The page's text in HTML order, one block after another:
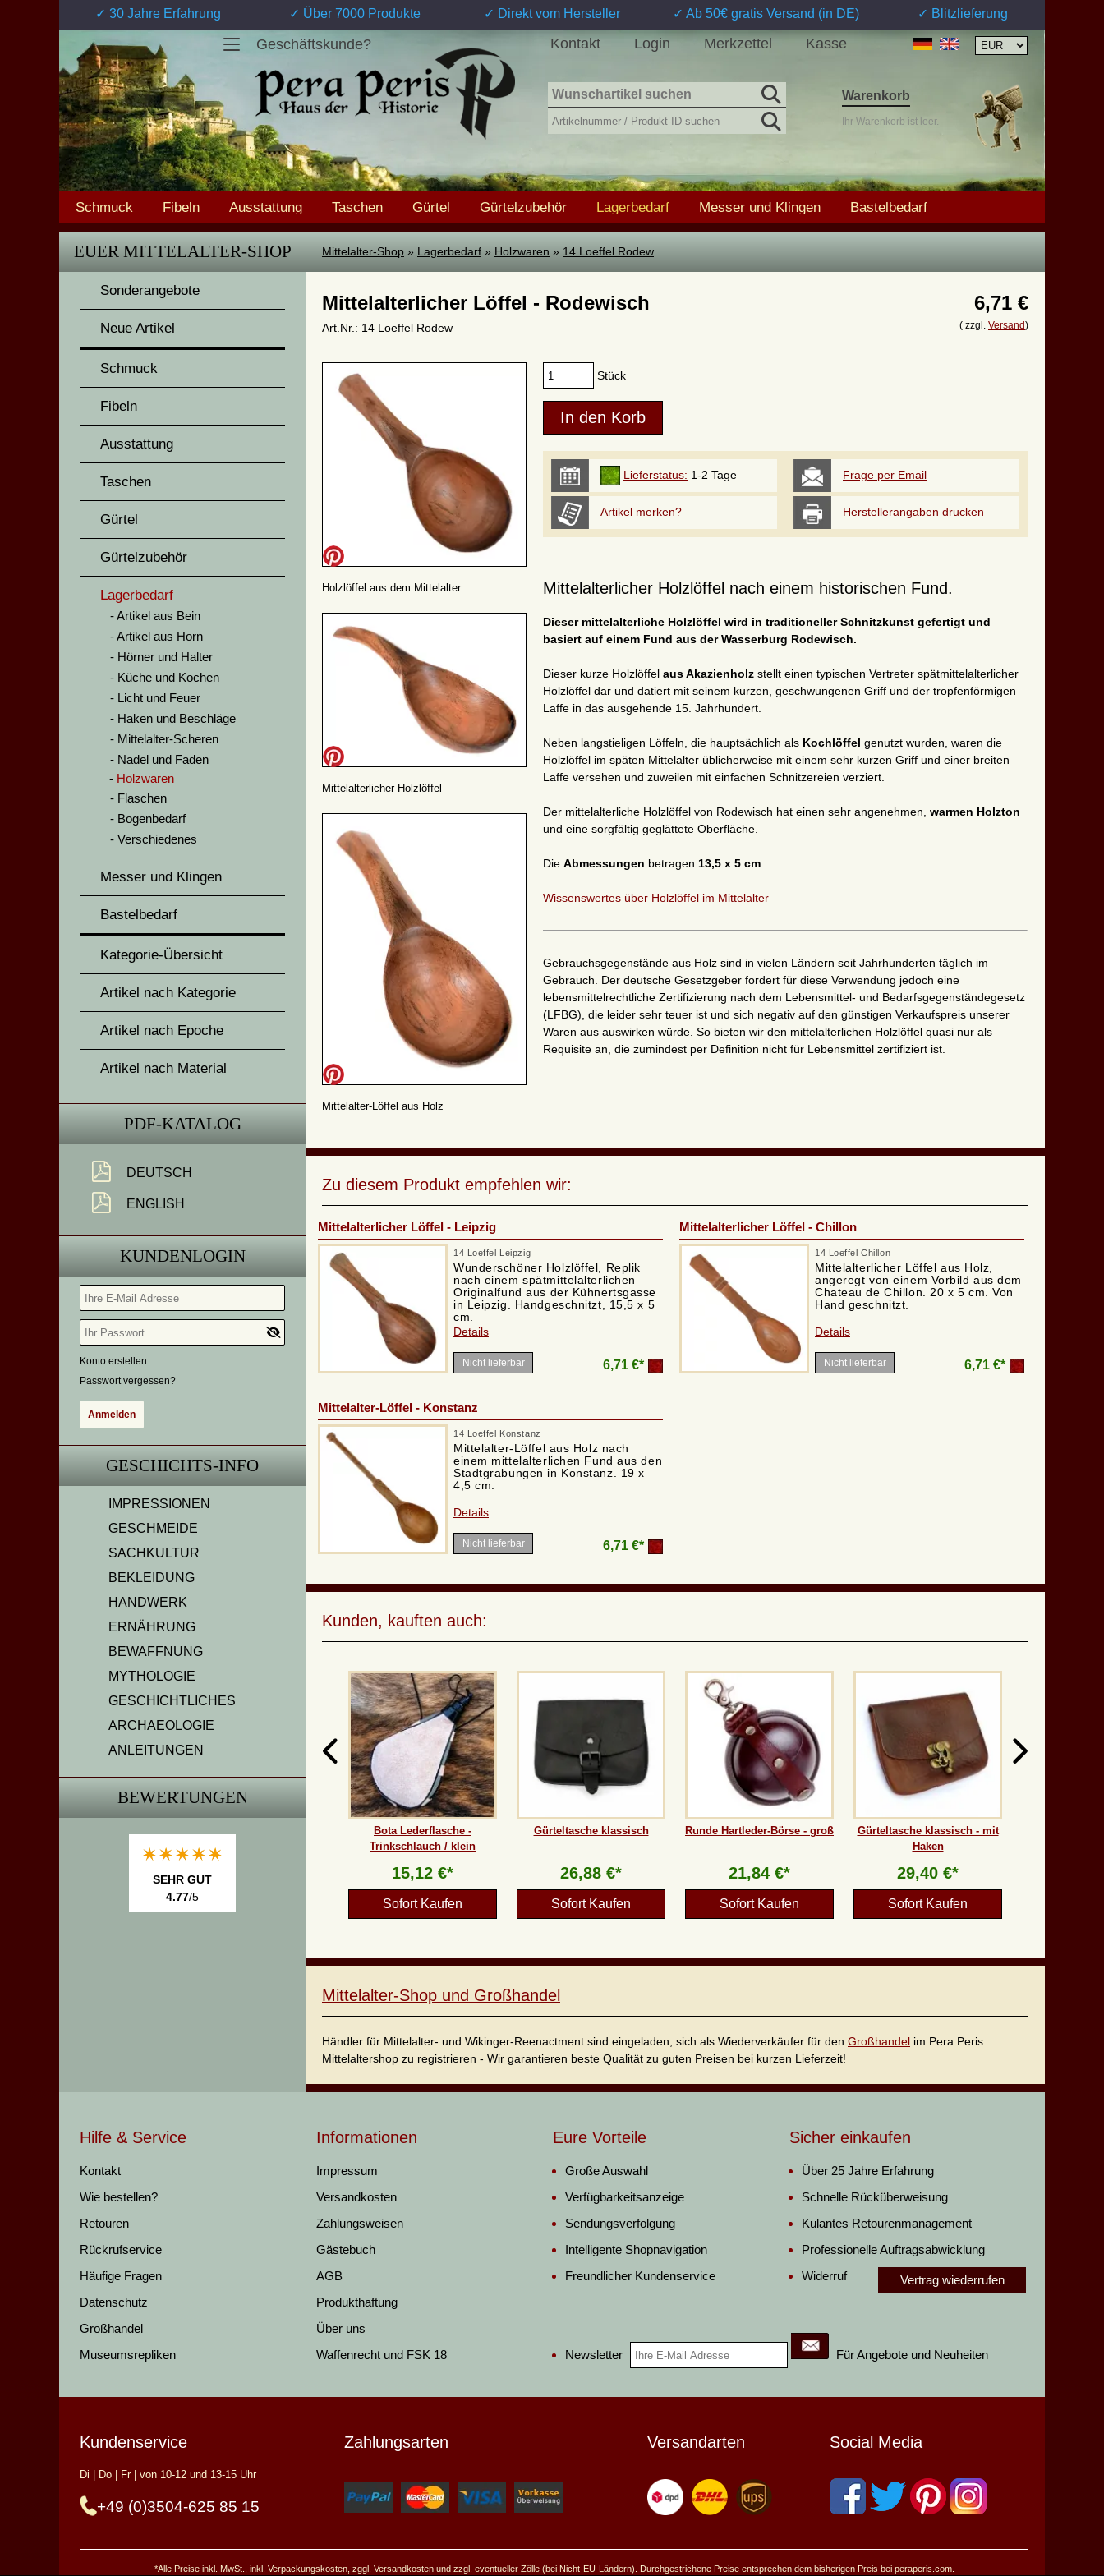
✓ 30 Jahre Erfahrung ✓ Über 7000 Produkte ✓ Direkt vom Hersteller ✓ Ab 50€ gratis Versand (in DE) ✓ Blitzlieferung
Geschäftskunde? Kontakt Login Merkzettel Kasse
Schmuck Fibeln Ausstattung Taschen Gürtel Gürtelzubehör Lagerbedarf Messer und Klingen Bastelbedarf
Warenkorb
Ihr Warenkorb ist leer.
EUER MITTELALTER-SHOP
Sonderangebote
Neue Artikel
Schmuck
Fibeln
Ausstattung
Taschen
Gürtel
Gürtelzubehör
Lagerbedarf
Artikel aus Bein
Artikel aus Horn
Hörner und Halter
Küche und Kochen
Licht und Feuer
Haken und Beschläge
Mittelalter-Scheren
Nadel und Faden
Holzwaren
Flaschen
Bogenbedarf
Verschiedenes
Messer und Klingen
Bastelbedarf
Kategorie-Übersicht
Artikel nach Kategorie
Artikel nach Epoche
Artikel nach Material
PDF-KATALOG
DEUTSCH
ENGLISH
KUNDENLOGIN
Konto erstellen
Passwort vergessen?
GESCHICHTS-INFO
IMPRESSIONEN
GESCHMEIDE
SACHKULTUR
BEKLEIDUNG
HANDWERK
ERNÄHRUNG
BEWAFFNUNG
MYTHOLOGIE
GESCHICHTLICHES
ARCHAEOLOGIE
ANLEITUNGEN
BEWERTUNGEN
SEHR GUT
4.77/5
Mittelalter-Shop » Lagerbedarf » Holzwaren » 14 Loeffel Rodew
Mittelalterlicher Löffel - Rodewisch
Art.Nr.: 14 Loeffel Rodew
6,71 €
( zzgl. Versand)
Holzlöffel aus dem Mittelalter
Mittelalterlicher Holzlöffel
Mittelalter-Löffel aus Holz
Stück
Lieferstatus: 1-2 Tage Frage per Email
Artikel merken? Herstellerangaben drucken
Mittelalterlicher Holzlöffel nach einem historischen Fund.
Dieser mittelalterliche Holzlöffel wird in traditioneller Schnitzkunst gefertigt und
basiert auf einem Fund aus der Wasserburg Rodewisch.
Dieser kurze Holzlöffel aus Akazienholz stellt einen typischen Vertreter spätmittelalterlicher
Holzlöffel dar und datiert mit seinem kurzen, geschwungenen Griff und der tropfenförmigen
Laffe in das ausgehende 15. Jahrhundert.
Neben langstieligen Löffeln, die hauptsächlich als Kochlöffel genutzt wurden, waren die
Holzlöffel im späten Mittelalter üblicherweise mit einem sehr kurzen Griff und einer breiten
Laffe versehen und zuweilen mit einfachen Schnitzereien verziert.
Der mittelalterliche Holzlöffel von Rodewisch hat einen sehr angenehmen, warmen Holzton
und eine sorgfältig geglättete Oberfläche.
Die Abmessungen betragen 13,5 x 5 cm
Wissenswertes über Holzlöffel im Mittelalter
Gebrauchsgegenstände aus Holz sind in vielen Ländern seit Jahrhunderten täglich im
Gebrauch. Der deutsche Gesetzgeber fordert für diese Verwendung jedoch eine
lebensmittelrechtliche Zertifizierung nach dem Lebensmittel- und Bedarfsgegenständegesetz
(LFBG), die leider sehr teuer ist und sich negativ auf den günstigen Verkaufspreis unserer
Waren aus auswirken würde. So bieten wir den mittelalterlichen Holzlöffel quasi nur als
Requisite an, die zumindest per Definition nicht für Lebensmittel zertifiziert ist.
Zu diesem Produkt empfehlen wir:
Mittelalterlicher Löffel - Leipzig
14 Loeffel Leipzig
Wunderschöner Holzlöffel, Replik
nach einem spätmittelalterlichen
Originalfund aus der Kühnertsgasse
in Leipzig. Handgeschnitzt, 15,5 x 5
cm.
Details
Nicht lieferbar 6,71 €*
Mittelalterlicher Löffel - Chillon
14 Loeffel Chillon
Mittelalterlicher Löffel aus Holz,
angeregt von einem Vorbild aus dem
Chateau de Chillon. 20 x 5 cm. Von
Hand geschnitzt.
Details
Nicht lieferbar 6,71 €*
Mittelalter-Löffel - Konstanz
14 Loeffel Konstanz
Mittelalter-Löffel aus Holz nach
einem mittelalterlichen Fund aus den
Stadtgrabungen in Konstanz. 19 x
4,5 cm.
Details
Nicht lieferbar 6,71 €*
Kunden, kauften auch:
Bota Lederflasche -
Trinkschlauch / klein
15,12 €*
Sofort Kaufen
Gürteltasche klassisch
26,88 €*
Sofort Kaufen
Runde Hartleder-Börse - groß
21,84 €*
Sofort Kaufen
Gürteltasche klassisch - mit
Haken
29,40 €*
Sofort Kaufen
Mittelalter-Shop und Großhandel
Händler für Mittelalter- und Wikinger-Reenactment sind eingeladen, sich als Wiederverkäufer für den Großhandel im Pera Peris
Mittelaltershop zu registrieren - Wir garantieren beste Qualität zu guten Preisen bei kurzen Lieferzeit!
Hilfe & Service
Kontakt
Wie bestellen?
Retouren
Rückrufservice
Häufige Fragen
Datenschutz
Großhandel
Museumsrepliken
Informationen
Impressum
Versandkosten
Zahlungsweisen
Gästebuch
AGB
Produkthaftung
Über uns
Waffenrecht und FSK 18
Eure Vorteile
Große Auswahl
Verfügbarkeitsanzeige
Sendungsverfolgung
Intelligente Shopnavigation
Freundlicher Kundenservice
Newsletter Für Angebote und Neuheiten
Sicher einkaufen
Über 25 Jahre Erfahrung
Schnelle Rücküberweisung
Kulantes Retourenmanagement
Professionelle Auftragsabwicklung
Widerruf
Vertrag wiederrufen
Kundenservice
Di | Do | Fr | von 10-12 und 13-15 Uhr
+49 (0)3504-625 85 15
Zahlungsarten Versandarten Social Media
*Alle Preise inkl. MwSt., inkl. Verpackungskosten, zggl. Versandkosten und zzgl. eventueller Zölle (bei Nicht-EU-Ländern). Durchgestrichene Preise entsprechen dem bisherigen Preis bei peraperis.com.